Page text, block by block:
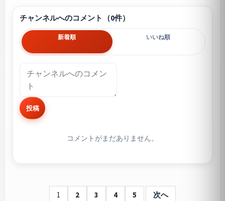
チャンネルへのコメント（0件）
新着順 いいね順
投稿
コメントがまだありません。
1 2 3 4 5 次へ